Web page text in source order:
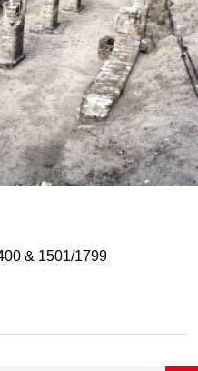
& 1501/1799